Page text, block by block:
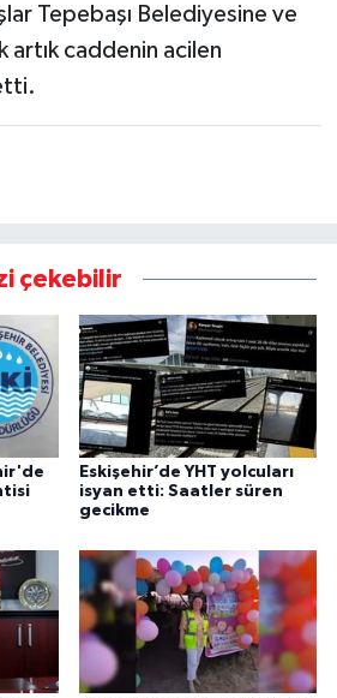
Tepebaşı Belediyesine ve
artık caddenin acilen
çekebilir
Eskişehir’de YHT yolcuları
isyan etti: Saatler süren
gecikme